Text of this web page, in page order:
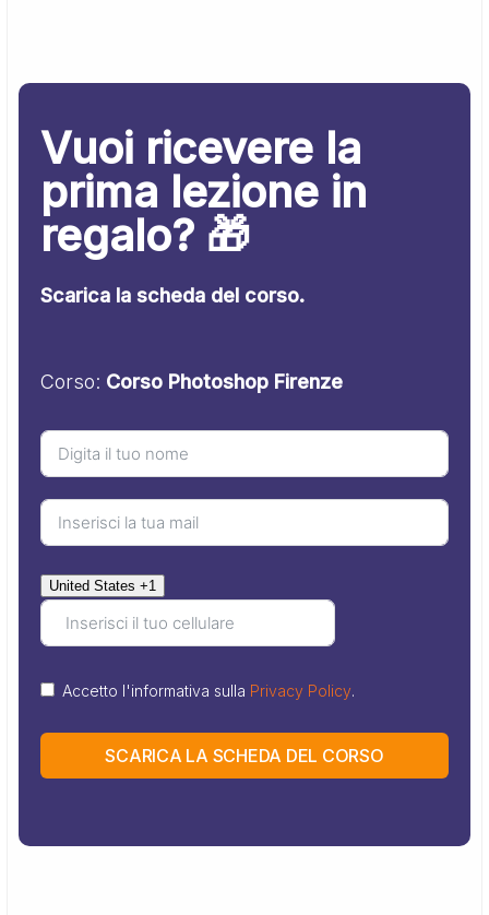
Vuoi ricevere la
prima lezione in
regalo? 🎁
Scarica la scheda del corso.
Corso: Corso Photoshop Firenze
United States +1
Accetto l'informativa sulla Privacy Policy.
SCARICA LA SCHEDA DEL CORSO